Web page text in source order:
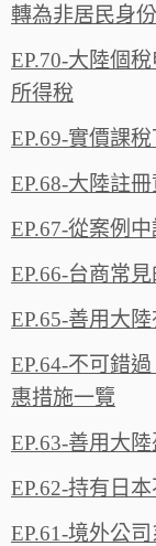
轉為非居民身
EP.70-大陸個
所得稅
EP.69-實價課
EP.68-大陸註
EP.67-從案例
EP.66-台商常
EP.65-善用大
EP.64-不可錯
惠措施一‪覽‬
EP.63-善用大
EP.62-持有日
EP.61-境外公